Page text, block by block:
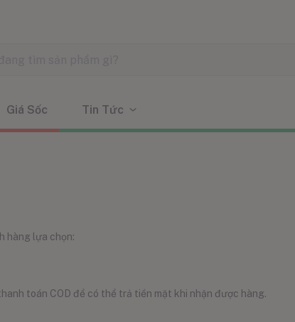
Giá Sốc Tin Tức
hàng lựa chọn:
toán COD để có thể trả tiền mặt khi nhận được hàng.